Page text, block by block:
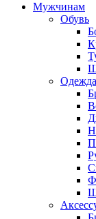
Мужчинам
Обувь
Одежда